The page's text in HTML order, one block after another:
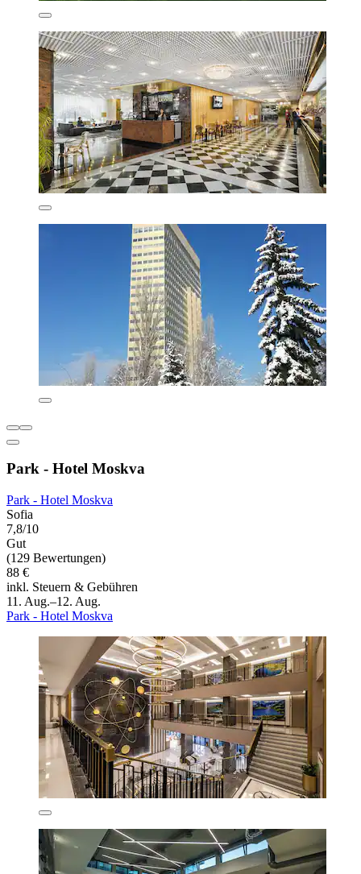
Park - Hotel Moskva
Park - Hotel Moskva
Sofia
7,8/10
Gut
(129 Bewertungen)
88 €
inkl. Steuern & Gebühren
11. Aug.–12. Aug.
Park - Hotel Moskva